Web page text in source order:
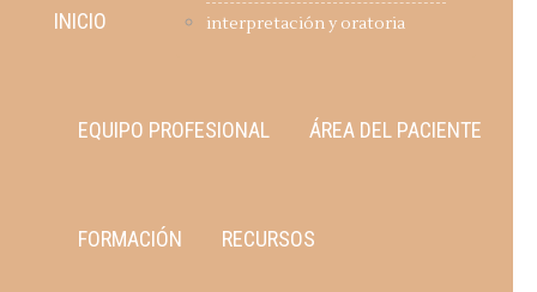
INICIO
interpretación y oratoria
EQUIPO PROFESIONAL ÁREA DEL PACIENTE
FORMACIÓN RECURSOS